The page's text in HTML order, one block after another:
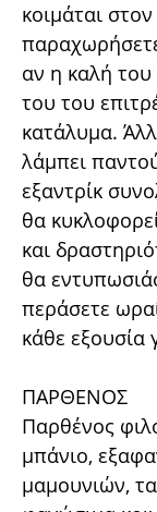
κοιμάται
αν η καλή
του του
κατάλυμα.
λάμπει
εξαντρίκ
θα
και
θα
περάσετε
κάθε
ΠΑΡΘΕΝΟΣ
Παρθένος
μπάνιο,
μαμουνιών,